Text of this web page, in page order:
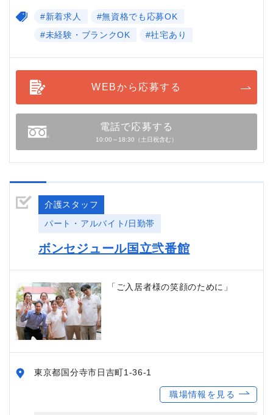
#新着求人
#無資格でも応募OK
#未経験・ブランクOK
#社宅あり
WEBから応募する
電話で応募する
10:00～18:30（土日祝含む）
介護スタッフ
パート・アルバイト/日勤帯
ボンセジュール国立弐番館
「ご入居者様の笑顔のために」
東京都国分寺市日吉町1-36-1
職場情報を見る